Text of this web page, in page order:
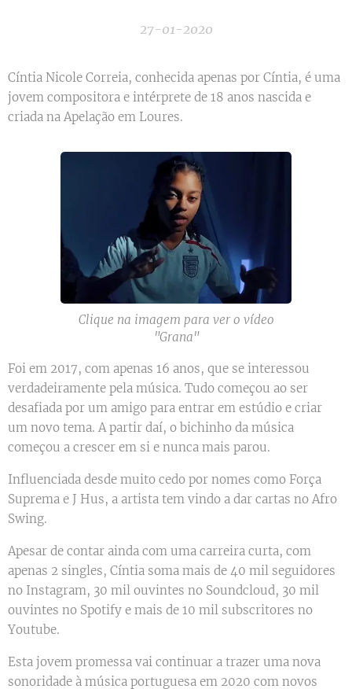
27-01-2020
Cíntia Nicole Correia, conhecida apenas por Cíntia, é uma
jovem compositora e intérprete de 18 anos nascida e
criada na Apelação em Loures.
Clique na imagem para ver o vídeo
"Grana"
Foi em 2017, com apenas 16 anos, que se interessou
verdadeiramente pela música. Tudo começou ao ser
desafiada por um amigo para entrar em estúdio e criar
um novo tema. A partir daí, o bichinho da música
começou a crescer em si e nunca mais parou.
Influenciada desde muito cedo por nomes como Força
Suprema e J Hus, a artista tem vindo a dar cartas no Afro
Swing.
Apesar de contar ainda com uma carreira curta, com
apenas 2 singles, Cíntia soma mais de 40 mil seguidores
no Instagram, 30 mil ouvintes no Soundcloud, 30 mil
ouvintes no Spotify e mais de 10 mil subscritores no
Youtube.
Esta jovem promessa vai continuar a trazer uma nova
sonoridade à música portuguesa em 2020 com novos